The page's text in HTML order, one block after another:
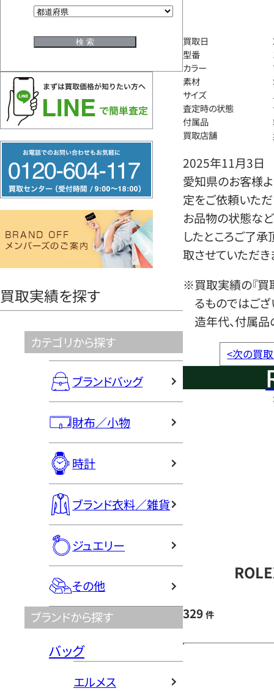
リ
ー
ヤ
買取実績を探す
カテゴリから探す
ブランドバッグ
財布／小物
時計
ブランド衣料／雑貨
ジュエリー
その他
ブランドから探す
バッグ
エルメス
買取日
型番
カラー
素材
サイズ
査定時の状態
付属品
買取店舗
2025年11月3日
愛知県のお客様よ
定をご依頼いただ
お品物の状態など
したところご了
取させていただき
※買取実績の『買
るものではござ
造年代、付属品
<次の買
329 件